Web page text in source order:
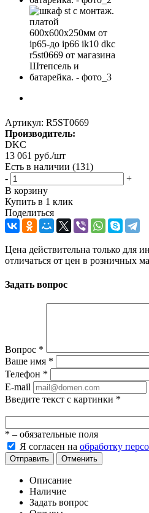
Артикул: R5ST0669
Производитель:
DKC
13 061 руб./шт
Есть в наличии (131)
-
+
В корзину
Купить в 1 клик
Поделиться
Цена действительна только для
отличаться от цен в розничных
Задать вопрос
Вопрос *
Ваше имя *
Телефон *
E-mail
Введите текст с картинки *
* – обязательные поля
Я согласен на обработку
Отправить Отменить
Описание
Наличие
Задать вопрос